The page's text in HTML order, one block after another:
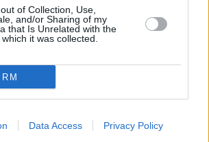
of Collection, Use,
and/or Sharing of my
that Is Unrelated with the
it was collected.
Data Access Privacy Policy